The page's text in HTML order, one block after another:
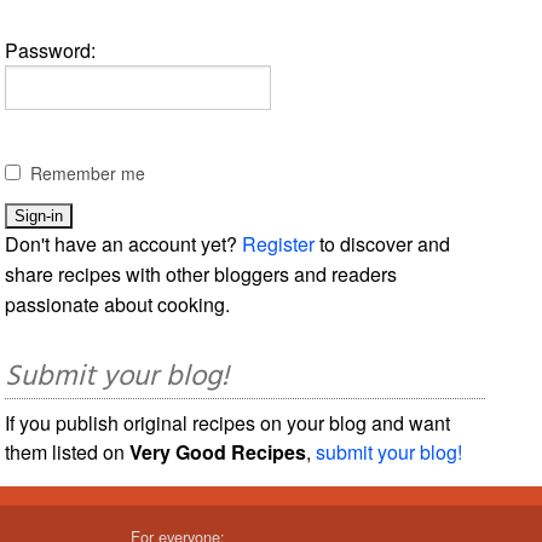
Password:
Remember me
Don't have an account yet? Registerto discover and
share recipes with other bloggers and readers
passionate about cooking.
Submit your blog!
If you publish original recipes on your blog and want
them listed onVery Good Recipes,submit your blog!
For everyone: